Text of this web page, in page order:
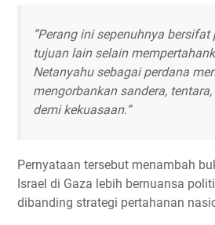
“Perang ini sepenuhnya
tujuan lain selain
Netanyahu sebagai perdana
mengorbankan sandera,
demi kekuasaan.”
Pernyataan tersebut menambah
Israel di Gaza lebih bernuansa
dibanding strategi pertahanan